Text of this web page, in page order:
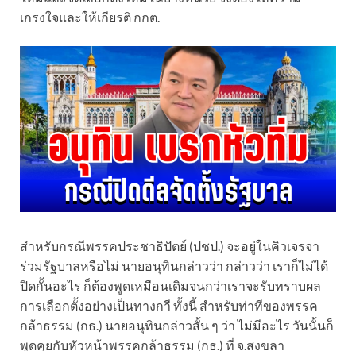
เกรงใจและให้เกียรติ กกต.
สำหรับกรณีพรรคประชาธิปัตย์ (ปชป.) จะอยู่ในคิวเจรจา
ร่วมรัฐบาลหรือไม่ นายอนุทินกล่าวว่า กล่าวว่า เราก็ไม่ได้
ปิดกั้นอะไร ก็ต้องพูดเหมือนเดิมจนกว่าเราจะรับทราบผล
การเลือกตั้งอย่างเป็นทางกาี ทั้งนี้ สำหรับท่าทีของพรรค
กล้าธรรม (กธ.) นายอนุทินกล่าวสั้น ๆ ว่า ไม่มีอะไร วันนั้นก็
พูดคุยกับหัวหน้าพรรคกล้าธรรม (กธ.) ที่ จ.สงขลา